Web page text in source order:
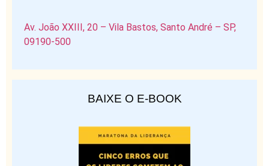
Av. João XXIII, 20 – Vila Bastos, Santo André – SP,
09190-500
BAIXE O E-BOOK